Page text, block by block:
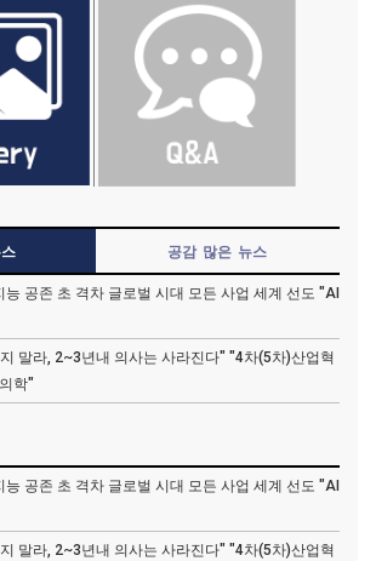
공감 많은 뉴스
공존 초 격차 글로벌 시대 모든 사업 세계 선도 "AI
말라, 2~3년내 의사는 사라진다" "4차(5차)산업혁
학"
공존 초 격차 글로벌 시대 모든 사업 세계 선도 "AI
말라, 2~3년내 의사는 사라진다" "4차(5차)산업혁